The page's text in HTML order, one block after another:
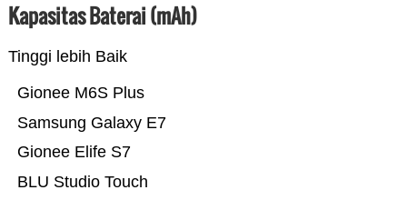
Kapasitas Baterai (mAh)
Tinggi lebih Baik
BLU Studio Touch
Gionee Elife S7
Samsung Galaxy E7
Gionee M6S Plus